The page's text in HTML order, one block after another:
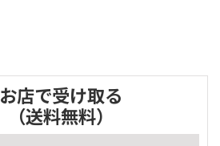
お店で受け取る
（送料無料）